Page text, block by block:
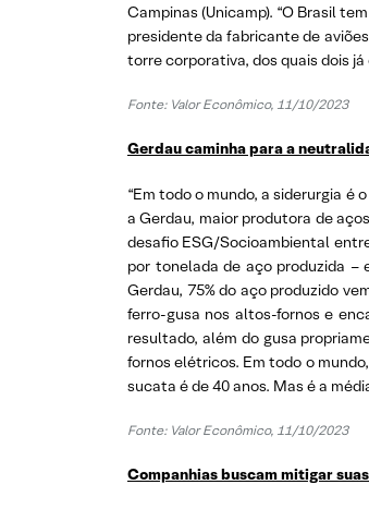
Campinas (Unicamp). “O Brasil
presidente da fabricante de
torre corporativa, dos quais dois
Fonte: Valor Econômico, 11/10/2023
Gerdau caminha para a
“Em todo o mundo, a siderurgia é
a Gerdau, maior produtora de
desafio ESG/Socioambiental
por tonelada de aço produzida –
Gerdau, 75% do aço produzido
ferro-gusa nos altos-fornos e
resultado, além do gusa
fornos elétricos. Em todo o
sucata é de 40 anos. Mas é a
Fonte: Valor Econômico, 11/10/2023
Companhias buscam mitigar